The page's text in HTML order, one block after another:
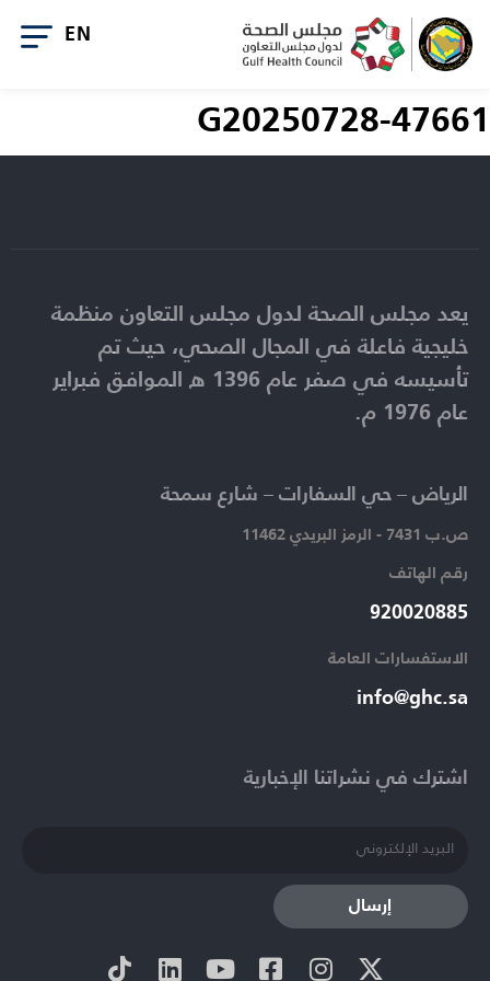
G20250728-47661
اشترك في نشراتنا الإخبارية​
إرسال
الرياض – حي السفارات – شارع سمحة​
ص.ب 7431 - الرمز البريدي 11462
رقم الهاتف​
920020885​
الاستفسارات العامة ​
info@ghc.sa​
يعد مجلس الصحة لدول مجلس التعاون منظمة
خليجية فاعلة في المجال الصحي، حيث تم
تأسيسه في صفر عام 1396 ه الموافق فبراير
عام 1976 م.